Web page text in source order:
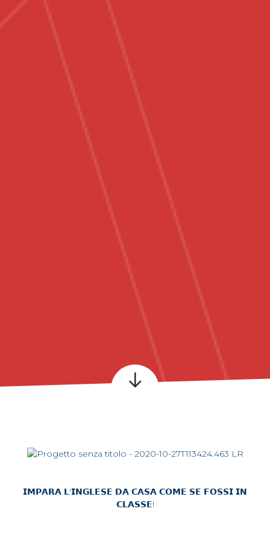
𝗜𝗠𝗣𝗔𝗥𝗔 𝗟'𝗜𝗡𝗚𝗟𝗘𝗦𝗘 𝗗𝗔 𝗖𝗔𝗦𝗔 𝗖𝗢𝗠𝗘 𝗦𝗘 𝗙𝗢𝗦𝗦𝗜 𝗜𝗡
𝗖𝗟𝗔𝗦𝗦𝗘!